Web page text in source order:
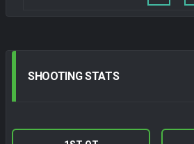
SHOOTINGSTATS